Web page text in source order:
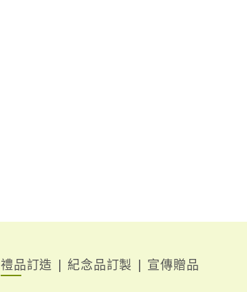
禮品訂造 | 紀念品訂製 | 宣傳贈品